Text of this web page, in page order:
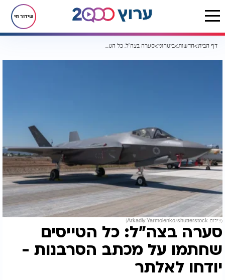
שידור חי
דף הבית חדשות ביטחוני סערה בצה"ל: כל הטייסים שחתמו על מכתב הסרבנות - יודחו לאלתר
(צילום: Arkadiy Yarmolenko/shutterstock)
סערה בצה"ל: כל הטייסים
שחתמו על מכתב הסרבנות -
יודחו לאלתר